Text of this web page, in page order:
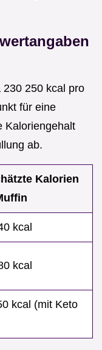
250 kcal pro
für eine
Kaloriengehalt
ab.
Kalorien
kcal
kcal
kcal (mit Keto